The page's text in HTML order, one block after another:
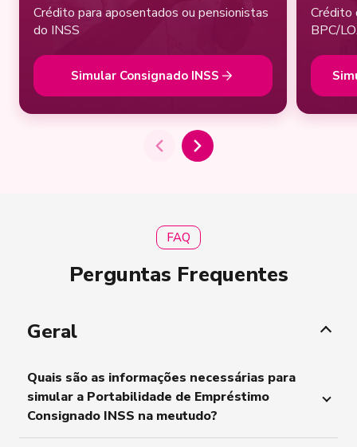
Crédito para aposentados ou pensionistas
do INSS
Simular Consignado INSS
Crédito
BPC/
FAQ
Perguntas Frequentes
Geral
Quais são as informações necessárias para
simular a Portabilidade de Empréstimo
Consignado INSS na meutudo?